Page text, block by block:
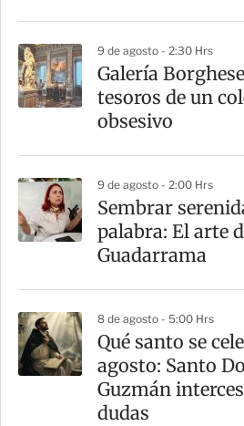
9 de agosto - 2:30 Hrs
Galería
tesoros de un
obsesivo
9 de agosto - 2:00 Hrs
Sembrar
palabra: El arte
Guadarrama
8 de agosto - 5:00 Hrs
Qué santo se
agosto: Santo
Guzmán
dudas